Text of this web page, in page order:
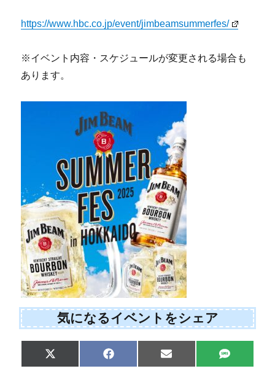
https://www.hbc.co.jp/event/jimbeamsummerfes/
※イベント内容・スケジュールが変更される場合も
あります。
気になるイベントをシェア
Share
on
X
(
Share
on
F
a
Share
on
E
m
Share
on
S
M